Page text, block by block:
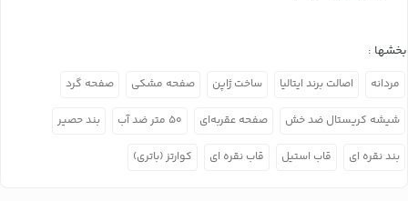
بخشها :
مردانه اصالت برند ایتالیا ساخت ژاپن صفحه مشکی صفحه گرد
شیشه کریستال ضد خش صفحه عقربه‌ای ۵۰ متر ضد آب بند حصیر
بند نقره ای قاب استیل قاب نقره ای کوارتز (باتری)